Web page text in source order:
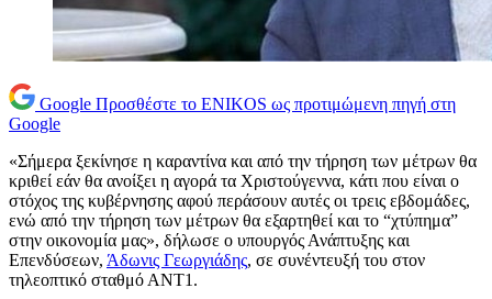
Google Προσθέστε το ENIKOS ως προτιμώμενη πηγή στη
Google
«Σήμερα ξεκίνησε η καραντίνα και από την τήρηση των μέτρων θα
κριθεί εάν θα ανοίξει η αγορά τα Χριστούγεννα, κάτι που είναι ο
στόχος της κυβέρνησης αφού περάσουν αυτές οι τρεις εβδομάδες,
ενώ από την τήρηση των μέτρων θα εξαρτηθεί και το “χτύπημα”
στην οικονομία μας», δήλωσε ο υπουργός Ανάπτυξης και
Επενδύσεων, Άδωνις Γεωργιάδης, σε συνέντευξή του στον
τηλεοπτικό σταθμό ΑΝΤ1.